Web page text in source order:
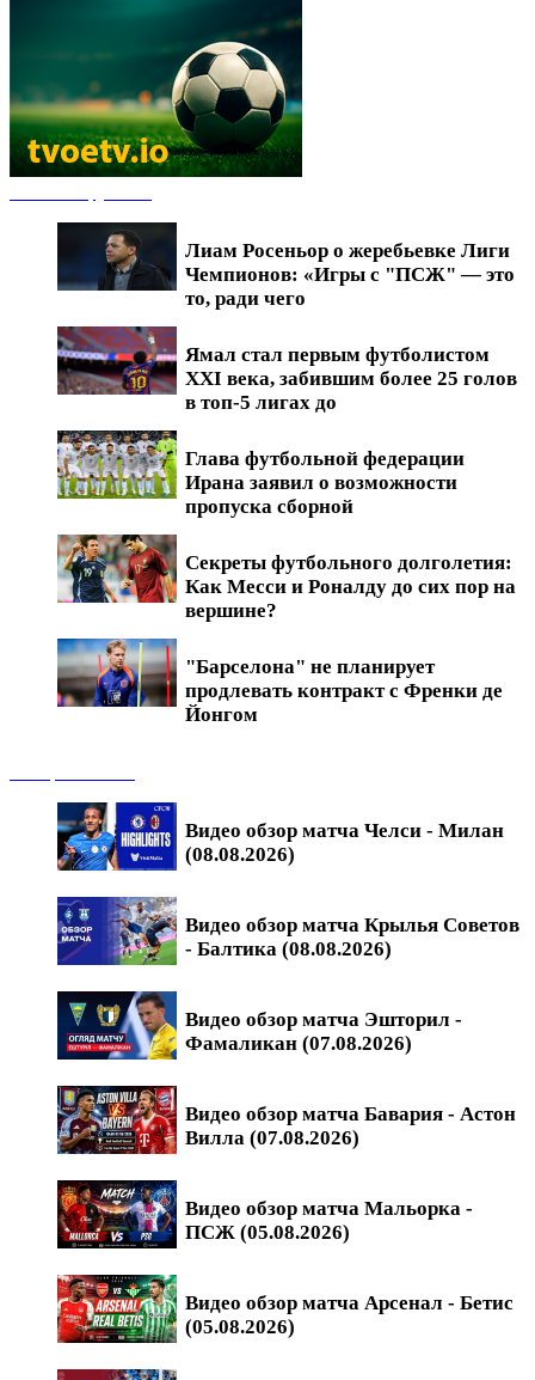
Лиам Росеньор о жеребьевке Лиги
Чемпионов: «Игры с "ПСЖ" — это
то, ради чего
Ямал стал первым футболистом
XXI века, забившим более 25 голов
в топ-5 лигах до
Глава футбольной федерации
Ирана заявил о возможности
пропуска сборной
Секреты футбольного долголетия:
Как Месси и Роналду до сих пор на
вершине?
"Барселона" не планирует
продлевать контракт с Френки де
Йонгом
Видео обзор матча Челси - Милан
(08.08.2026)
Видео обзор матча Крылья Советов
- Балтика (08.08.2026)
Видео обзор матча Эшторил -
Фамаликан (07.08.2026)
Видео обзор матча Бавария - Астон
Вилла (07.08.2026)
Видео обзор матча Мальорка -
ПСЖ (05.08.2026)
Видео обзор матча Арсенал - Бетис
(05.08.2026)